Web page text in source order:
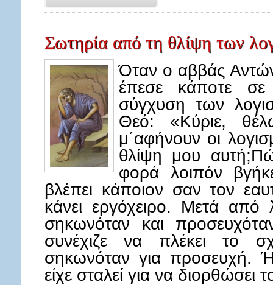
Σωτηρία από τη θλίψη των
Όταν ο αββάς
έπεσε κάποτε
σύγχυση των
Θεό: «Κύριε,
μ΄αφήνουν οι
θλίψη μου
φορά λοιπόν
βλέπει κάποιον σαν τον
κάνει εργόχειρο. Μετά από
σηκωνόταν και
συνέχιζε να πλέκει το
σηκωνόταν για προσευχή.
είχε σταλεί για να διορθώσει